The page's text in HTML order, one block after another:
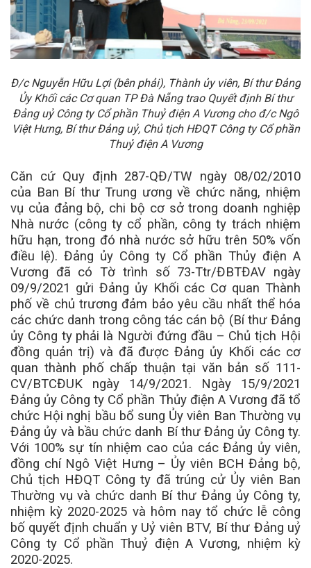
Đ/c Nguyễn Hữu Lợi (bên phải), Thành ủy viên, Bí thư Đảng
Ủy Khối các Cơ quan TP Đà Nẵng trao Quyết định Bí thư
Đảng uỷ Công ty Cổ phần Thuỷ điện A Vương cho đ/c Ngô
Việt Hưng, Bí thư Đảng uỷ, Chủ tịch HĐQT Công ty Cổ phần
Thuỷ điện A Vương
Căn cứ Quy định 287-QĐ/TW ngày 08/02/2010
của Ban Bí thư Trung ương về chức năng, nhiệm
vụ của đảng bộ, chi bộ cơ sở trong doanh nghiệp
Nhà nước (công ty cổ phần, công ty trách nhiệm
hữu hạn, trong đó nhà nước sở hữu trên 50% vốn
điều lệ). Đảng ủy Công ty Cổ phần Thủy điện A
Vương đã có Tờ trình số 73-Ttr/ĐBTĐAV ngày
09/9/2021 gửi Đảng ủy Khối các Cơ quan Thành
phố về chủ trương đảm bảo yêu cầu nhất thể hóa
các chức danh trong công tác cán bộ (Bí thư Đảng
ủy Công ty phải là Người đứng đầu – Chủ tịch Hội
đồng quản trị) và đã được Đảng ủy Khối các cơ
quan thành phố chấp thuận tại văn bản số 111-
CV/BTCĐUK ngày 14/9/2021. Ngày 15/9/2021
Đảng ủy Công ty Cổ phần Thủy điện A Vương đã tổ
chức Hội nghị bầu bổ sung Ủy viên Ban Thường vụ
Đảng ủy và bầu chức danh Bí thư Đảng ủy Công ty.
Với 100% sự tín nhiệm cao của các Đảng ủy viên,
đồng chí Ngô Việt Hưng – Ủy viên BCH Đảng bộ,
Chủ tịch HĐQT Công ty đã trúng cử Ủy viên Ban
Thường vụ và chức danh Bí thư Đảng ủy Công ty,
nhiệm kỳ 2020-2025 và hôm nay tổ chức lễ công
bố quyết định chuẩn y Uỷ viên BTV, Bí thư Đảng uỷ
Công ty Cổ phần Thuỷ điện A Vương, nhiệm kỳ
2020-2025.